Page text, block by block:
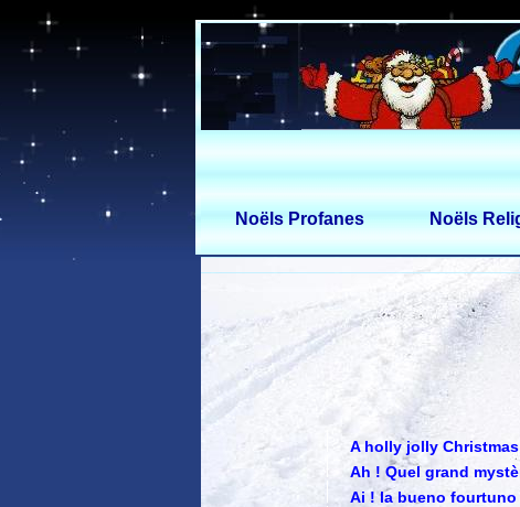
Noëls Profanes Noëls
A holly jolly Christmas
Ah ! Quel grand
Ai ! la bueno fourtuno